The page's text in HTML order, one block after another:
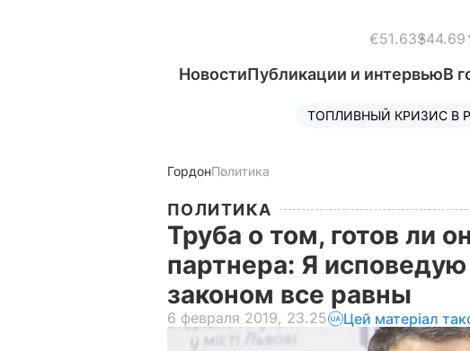
€51.63$44.69
НовостиПубликации и интервьюВ
ТОПЛИВНЫЙ КРИЗИС В
ГордонПолитика
ПОЛИТИКА
Труба о том, готов ли
партнера: Я
законом все равны
6 февраля 2019, 23.25 Цей матеріал